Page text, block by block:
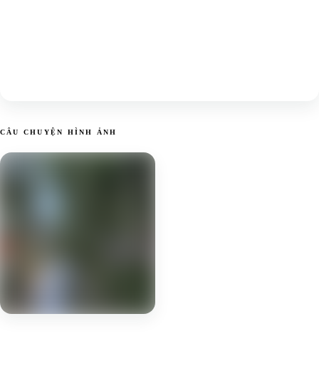
CÂU CHUYỆN HÌNH ẢNH